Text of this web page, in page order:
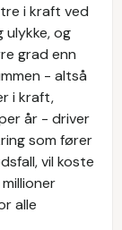
i kraft ved
ulykke, og
grad enn
- altså
i kraft,
år - driver
som fører
vil koste
alle